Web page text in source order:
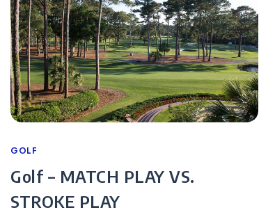
Categories
GOLF
Golf – MATCH PLAY VS.
STROKE PLAY